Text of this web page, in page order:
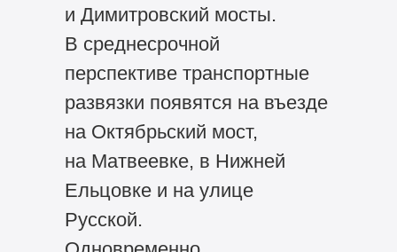
и Димитровский мосты.
В среднесрочной
перспективе транспортные
развязки появятся на въезде
на Октябрьский мост,
на Матвеевке, в Нижней
Ельцовке и на улице
Русской.